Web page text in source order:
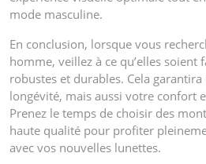
mode masculine.
En conclusion, lorsque vous
homme, veillez à ce qu’elles soient
robustes et durables. Cela
longévité, mais aussi votre confort
Prenez le temps de choisir des
haute qualité pour profiter
avec vos nouvelles lunettes.